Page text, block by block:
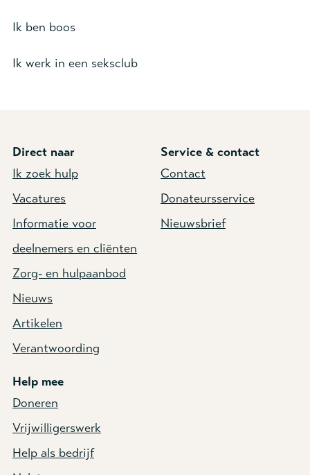
Ik ben boos
Ik werk in een seksclub
Direct naar
Ik zoek hulp
Vacatures
Informatie voor
deelnemers en cliënten
Zorg- en hulpaanbod
Nieuws
Artikelen
Verantwoording
Service & contact
Contact
Donateursservice
Nieuwsbrief
Help mee
Doneren
Vrijwilligerswerk
Help als bedrijf